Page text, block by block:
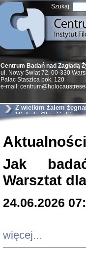
Szukaj:
Centrum Badań nad Zagładą
ul. Nowy Świat 72, 00-330
Palac Staszica pok. 120
e-mail:
Z wielkim żalem
Michała Głowińskiego
Aktualności
Jak
Warsztat
24.06.2026
więcej...